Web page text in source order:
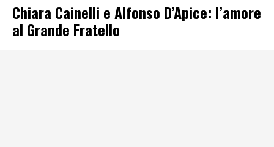
Chiara Cainelli e Alfonso D’Apice: l’amore
al Grande Fratello